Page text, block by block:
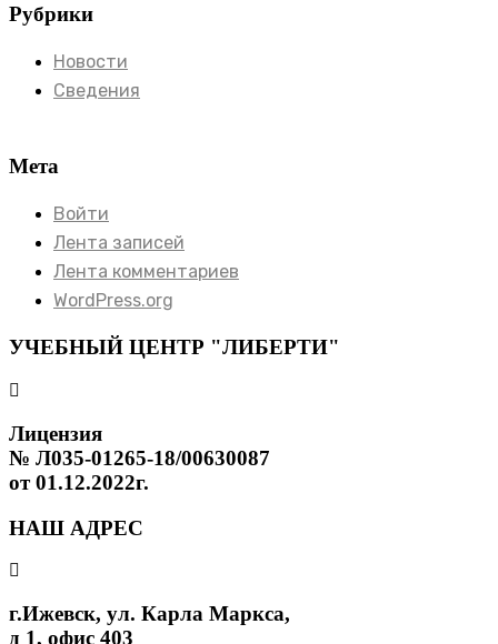
Рубрики
Новости
Сведения
Мета
Войти
Лента записей
Лента комментариев
WordPress.org
УЧЕБНЫЙ ЦЕНТР "ЛИБЕРТИ"
Лицензия
№ Л035-01265-18/00630087
от 01.12.2022г.
НАШ АДРЕС
г.Ижевск, ул. Карла Маркса,
д 1, офис 403